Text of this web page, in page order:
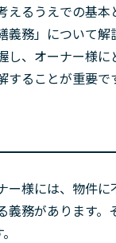
えるうえでの基
義務」について
し、オーナー様
ることが重要で
ー様には、物件
義務があります。